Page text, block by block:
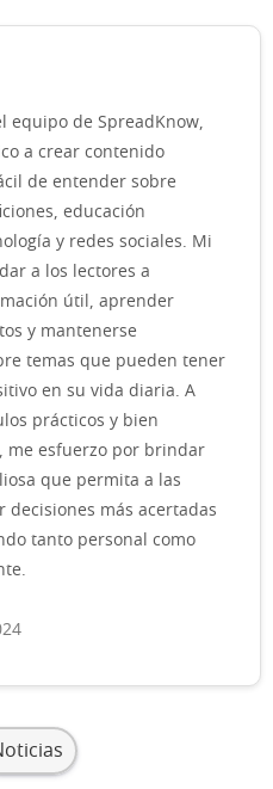
equipo de SpreadKnow,
a crear contenido
de entender sobre
educación
y redes sociales. Mi
a los lectores a
útil, aprender
y mantenerse
temas que pueden tener
en su vida diaria. A
prácticos y bien
me esfuerzo por brindar
que permita a las
decisiones más acertadas
tanto personal como